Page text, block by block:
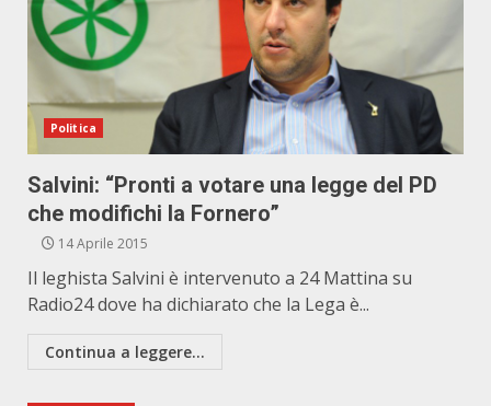
Politica
Salvini: “Pronti a votare una legge del PD
che modifichi la Fornero”
14 Aprile 2015
Il leghista Salvini è intervenuto a 24 Mattina su
Radio24 dove ha dichiarato che la Lega è...
Continua a leggere...